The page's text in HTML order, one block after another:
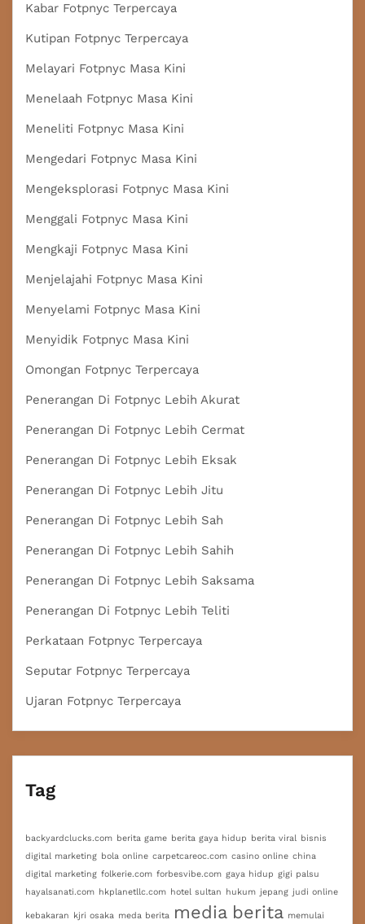
Kabar Fotpnyc Terpercaya
Kutipan Fotpnyc Terpercaya
Melayari Fotpnyc Masa Kini
Menelaah Fotpnyc Masa Kini
Meneliti Fotpnyc Masa Kini
Mengedari Fotpnyc Masa Kini
Mengeksplorasi Fotpnyc Masa Kini
Menggali Fotpnyc Masa Kini
Mengkaji Fotpnyc Masa Kini
Menjelajahi Fotpnyc Masa Kini
Menyelami Fotpnyc Masa Kini
Menyidik Fotpnyc Masa Kini
Omongan Fotpnyc Terpercaya
Penerangan Di Fotpnyc Lebih Akurat
Penerangan Di Fotpnyc Lebih Cermat
Penerangan Di Fotpnyc Lebih Eksak
Penerangan Di Fotpnyc Lebih Jitu
Penerangan Di Fotpnyc Lebih Sah
Penerangan Di Fotpnyc Lebih Sahih
Penerangan Di Fotpnyc Lebih Saksama
Penerangan Di Fotpnyc Lebih Teliti
Perkataan Fotpnyc Terpercaya
Seputar Fotpnyc Terpercaya
Ujaran Fotpnyc Terpercaya
Tag
backyardclucks.com berita game berita gaya hidup berita viral bisnis
digital marketing bola online carpetcareoc.com casino online china
digital marketing folkerie.com forbesvibe.com gaya hidup gigi palsu
hayalsanati.com hkplanetllc.com hotel sultan hukum jepang judi online
kebakaran kjri osaka meda berita media berita memulai